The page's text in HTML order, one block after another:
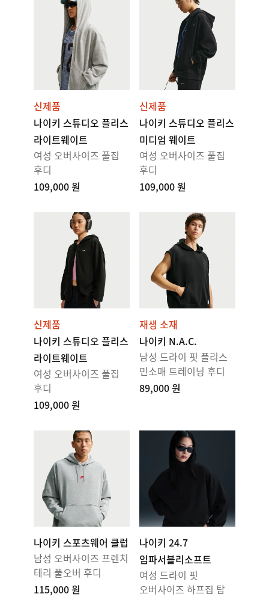
신제품
나이키 스튜디오 플리스
라이트웨이트
여성 오버사이즈 풀집
후디
109,000 원
신제품
나이키 스튜디오 플리스
미디엄 웨이트
여성 오버사이즈 풀집
후디
109,000 원
신제품
나이키 스튜디오 플리스
라이트웨이트
여성 오버사이즈 풀집
후디
109,000 원
재생 소재
나이키 N.A.C.
남성 드라이 핏 플리스
민소매 트레이닝 후디
89,000 원
나이키 스포츠웨어 클럽
남성 오버사이즈 프렌치
테리 풀오버 후디
115,000 원
나이키 24.7
임파서블리소프트
여성 드라이 핏
오버사이즈 하프집 탑